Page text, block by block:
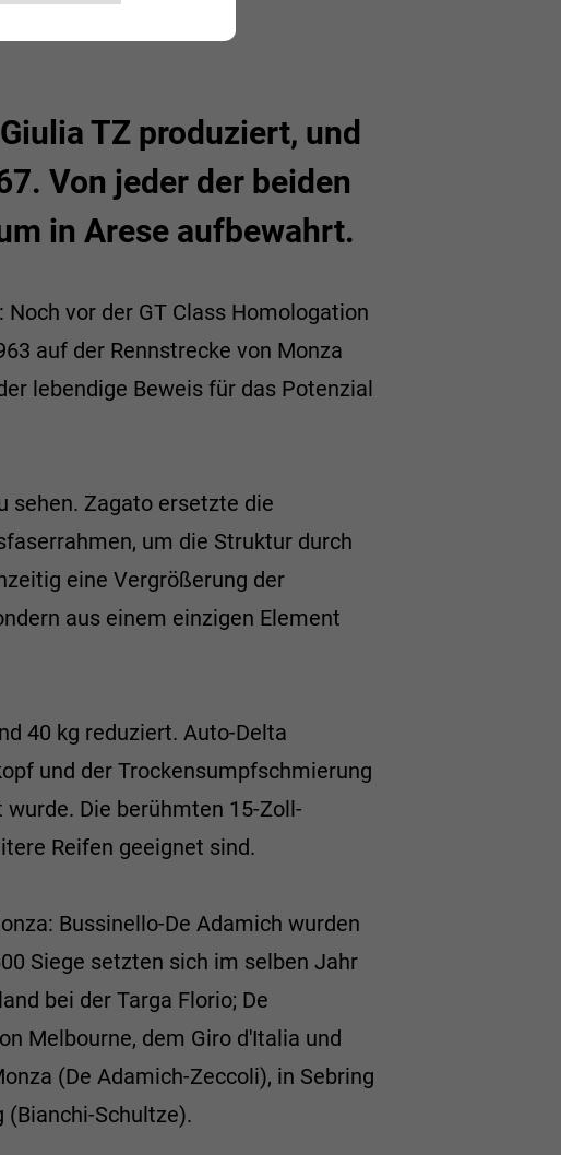
TZ produziert, und
Von jeder der beiden
in Arese aufbewahrt.
vor der GT Class Homologation
auf der Rennstrecke von Monza
lebendige Beweis für das Potenzial
sehen. Zagato ersetzte die
um die Struktur durch
eine Vergrößerung der
aus einem einzigen Element
40 kg reduziert. Auto-Delta
und der Trockensumpfschmierung
Die berühmten 15-Zoll-
Reifen geeignet sind.
Bussinello-De Adamich wurden
Siege setzten sich im selben Jahr
bei der Targa Florio; De
Melbourne, dem Giro d'Italia und
(De Adamich-Zeccoli), in Sebring
(Bianchi-Schultze).